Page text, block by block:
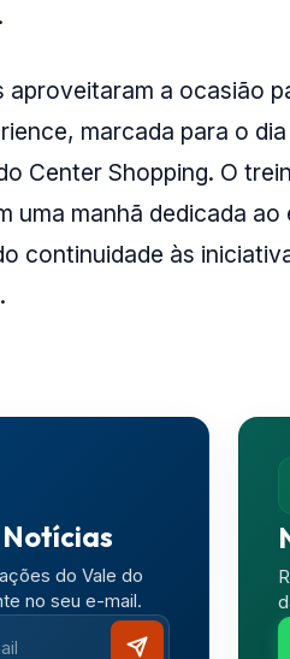
aproveitaram a ocasião
marcada para o
Center Shopping. O
uma manhã dedicada
continuidade às
Notícias
do Vale do
no seu e-mail.